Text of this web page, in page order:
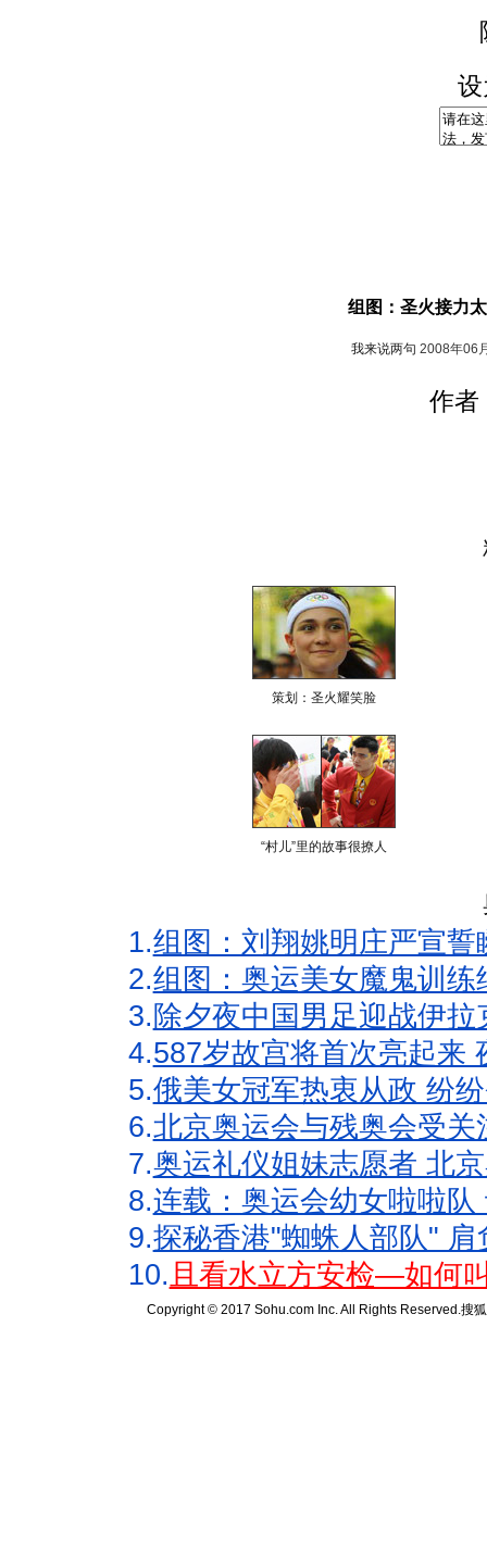
组图：圣火接力
我来说两句 2008年06
作者
策划：圣火耀笑脸
“村儿”里的故事很撩人
1.组图：刘翔姚明庄严宣
2.组图：奥运美女魔鬼训
3. 除夕夜中国男足迎战伊
4.587岁故宫将首次亮起来
5.俄美女冠军热衷从政 纷
6.北京奥运会与残奥会受
7.奥运礼仪姐妹志愿者 北
8.连载：奥运会幼女啦啦
9.探秘香港"蜘蛛人部队"
10.且看水立方安检—如何
Copyright © 2017 Sohu.com Inc. All Rights Reserved.搜